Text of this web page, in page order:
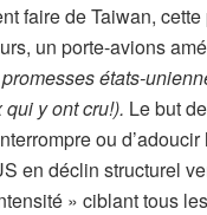
faire de Taiwan,
un porte-avions
états-
y ont cru!). Le but
ou
en déclin structurel
» ciblant tous